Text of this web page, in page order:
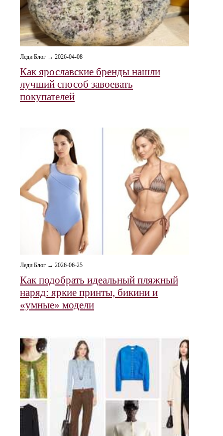
Леди Блог → 2026-04-08
Как ярославские бренды нашли
лучший способ завоевать
покупателей
Леди Блог → 2026-06-25
Как подобрать идеальный пляжный
наряд: яркие принты, бикини и
«умные» модели